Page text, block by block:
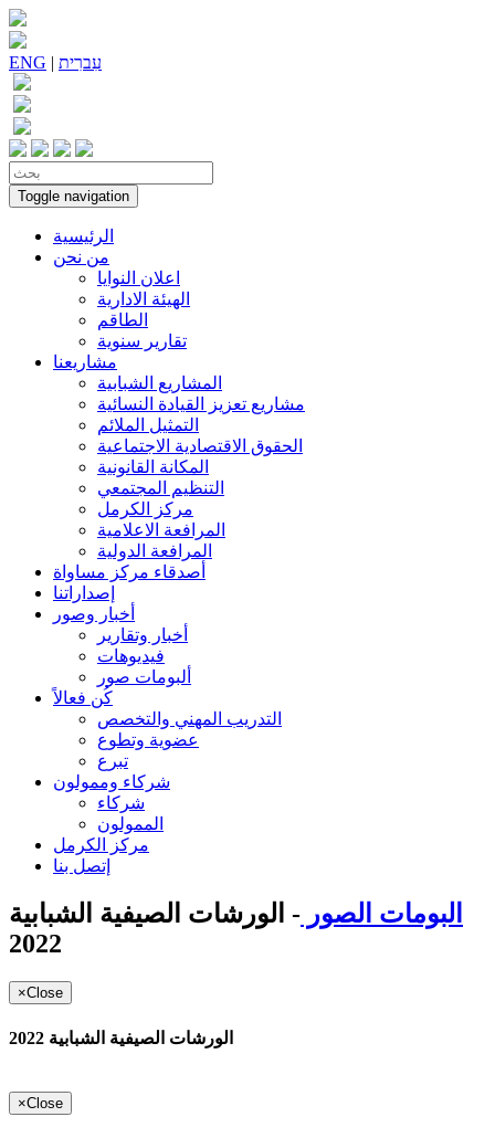
ENG | עִברִית
Toggle navigation
الرئيسية
من نحن
اعلان النوايا
الهيئة الادارية
الطاقم
تقارير سنوية
مشاريعنا
المشاريع الشبابية
مشاريع تعزيز القيادة النسائية
التمثيل الملائم
الحقوق الاقتصادية الاجتماعية
المكانة القانونية
التنظيم المجتمعي
مركز الكرمل
المرافعة الاعلامية
المرافعة الدولية
أصدقاء مركز مساواة
إصداراتنا
أخبار وصور
أخبار وتقارير
فيديوهات
ألبومات صور
كُن فعالاً
التدريب المهني والتخصص
عضوية وتطوع
تبرع
شركاء وممولون
شركاء
الممولون
مركز الكرمل
إتصل بنا
البومات الصور - الورشات الصيفية الشبابية
2022
×Close
الورشات الصيفية الشبابية 2022
×Close